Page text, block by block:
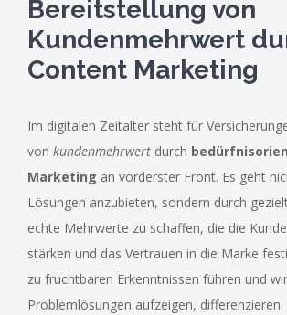
Bereitstellung von
Kundenmehrwert
Content Marketing
Im digitalen Zeitalter steht für
von kundenmehrwert durch
Marketing an vorderster Front. Es geht
Lösungen anzubieten, sondern durch
echte Mehrwerte zu schaffen, die die
stärken und das Vertrauen in die Marke
zu fruchtbaren Erkenntnissen führen und
Problemlösungen aufzeigen, differenzieren